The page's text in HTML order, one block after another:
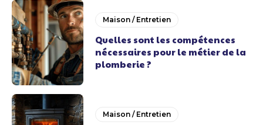
Maison / Entretien
Quelles sont les compétences
nécessaires pour le métier de la
plomberie ?
Maison / Entretien